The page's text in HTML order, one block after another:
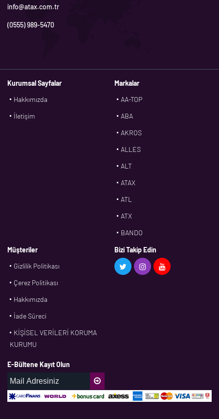
info@atax.com.tr
(0555) 989-5470
Kurumsal Sayfalar
Hakkımızda
İletişim
Markalar
AA-TOP
ABA
AKROS
ALLES
ALT
ATAX
ATL
ATX
BANDO
BMS
CDF
DPH
Müşteriler
Gizlilik Politikası
Çerez Politikası
Hakkımızda
İade Süreci
KİŞİSEL VERİLERİ KORUMA
KURUMU
Bizi Takip Edin
E-Bültene Kayıt Olun